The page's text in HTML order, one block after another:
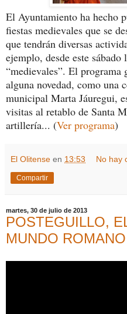
El Ayuntamiento ha hecho
fiestas medievales que se
que tendrán diversas
ejemplo, desde este
“medievales”. El programa
alguna novedad, como una
municipal Marta Jáuregui,
visitas al retablo de Santa
artillería... (Ver programa)
El Olitense en 13:53 No hay
Compartir
martes, 30 de julio de 2013
POSTEGUILLO,
MUNDO